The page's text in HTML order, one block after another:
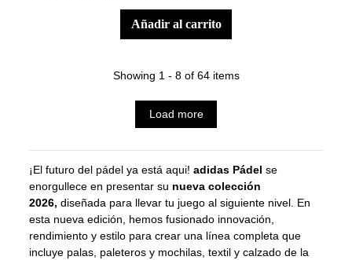
añadir al carrito
Showing 1 - 8 of 64 items
Load more
¡El futuro del pádel ya está aqui!adidas Pádel se
enorgullece en presentar su nueva colección
2026, diseñada para llevar tu juego al siguiente nivel. En
esta nueva edición, hemos fusionado innovación,
rendimiento y estilo para crear una línea completa que
incluye palas, paleteros y mochilas, textil y calzado de la